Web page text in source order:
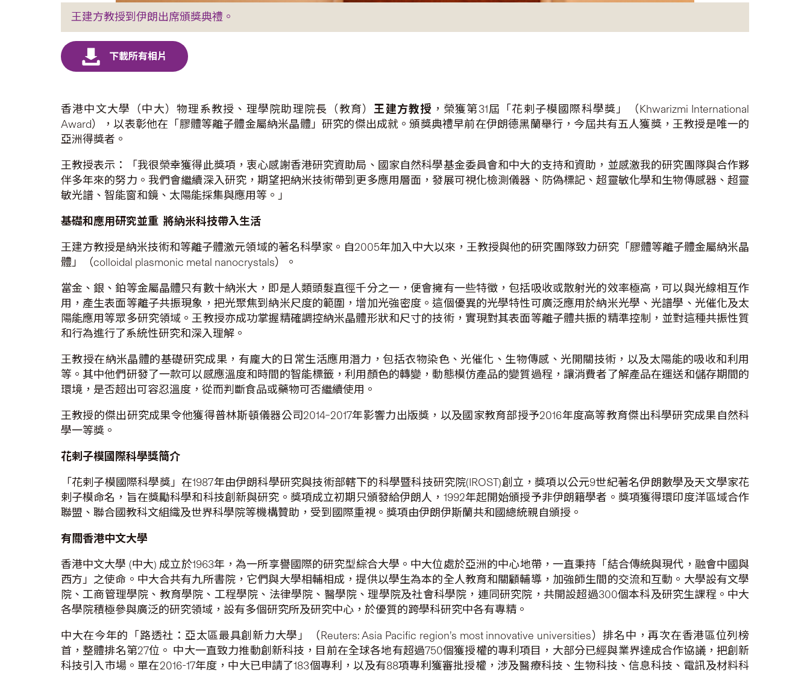
王建方教授到伊朗出席頒獎典禮。
香港中文大學（中大）物理系教授、理學院助理院長（教育）王建方教授 ，榮獲第31屆「花剌子模國際科學獎」（Khwarizmi International
Award），以表彰他在「膠體等離子體金屬納米晶體」研究的傑出成就。頒獎典禮早前在伊朗德黑蘭舉行，今屆共有五人獲獎，王教授是唯一的
亞洲得獎者。
王教授表示：「我很榮幸獲得此獎項，衷心感謝香港研究資助局、國家自然科學基金委員會和中大的支持和資助，並感激我的研究團隊與合作夥
伴多年來的努力。我們會繼續深入研究，期望把納米技術帶到更多應用層面，發展可視化檢測儀器、防偽標記、超靈敏化學和生物傳感器、超靈
敏光譜、智能窗和鏡、太陽能採集與應用等。」
基礎和應用研究並重 將納米科技帶入生活
王建方教授是納米技術和等離子體激元領域的著名科學家。自2005年加入中大以來，王教授與他的研究團隊致力研究「膠體等離子體金屬納米晶
體」（colloidal plasmonic metal nanocrystals）。
當金、銀、鉑等金屬晶體只有數十納米大，即是人類頭髮直徑千分之一，便會擁有一些特徵，包括吸收或散射光的效率極高，可以與光線相互作
用，產生表面等離子共振現象，把光聚焦到納米尺度的範圍，增加光強密度。這個優異的光學特性可廣泛應用於納米光學、光譜學、光催化及太
陽能應用等眾多研究領域。王教授亦成功掌握精確調控納米晶體形狀和尺寸的技術，實現對其表面等離子體共振的精準控制，並對這種共振性質
和行為進行了系統性研究和深入理解。
王教授在納米晶體的基礎研究成果，有龐大的日常生活應用潛力，包括衣物染色、光催化、生物傳感、光開關技術，以及太陽能的吸收和利用
等。其中他們研發了一款可以感應溫度和時間的智能標籤，利用顏色的轉變，動態模仿產品的變質過程，讓消費者了解產品在運送和儲存期間的
環境，是否超出可容忍溫度，從而判斷食品或藥物可否繼續使用。
王教授的傑出研究成果令他獲得普林斯頓儀器公司2014–2017年影響力出版獎，以及國家教育部授予2016年度高等教育傑出科學研究成果自然科
學一等獎。
花剌子模國際科學獎簡介
「花剌子模國際科學獎」在1987年由伊朗科學研究與技術部轄下的科學暨科技研究院(IROST)創立，獎項以公元9世紀著名伊朗數學及天文學家花
剌子模命名，旨在獎勵科學和科技創新與研究。獎項成立初期只頒發給伊朗人，1992年起開始頒授予非伊朗籍學者。獎項獲得環印度洋區域合作
聯盟、聯合國教科文組織及世界科學院等機構贊助，受到國際重視。獎項由伊朗伊斯蘭共和國總統親自頒授。
有關香港中文大學
香港中文大學 (中大) 成立於1963年，為一所享譽國際的研究型綜合大學。中大位處於亞洲的中心地帶，一直秉持「結合傳統與現代，融會中國與
西方」之使命。中大合共有九所書院，它們與大學相輔相成，提供以學生為本的全人教育和關顧輔導，加強師生間的交流和互動。大學設有文學
院、工商管理學院、教育學院、工程學院、法律學院、醫學院、理學院及社會科學院，連同研究院，共開設超過300個本科及研究生課程。中大
各學院積極參與廣泛的研究領域，設有多個研究所及研究中心，於優質的跨學科研究中各有專精。
中大在今年的「路透社：亞太區最具創新力大學」（Reuters: Asia Pacific region’s most innovative universities）排名中，再次在香港區位列榜
首，整體排名第27位。 中大一直致力推動創新科技，目前在全球各地有超過750個獲授權的專利項目，大部分已經與業界達成合作協議，把創新
科技引入市場。單在2016-17年度，中大已申請了183個專利，以及有88項專利獲審批授權，涉及醫療科技、生物科技、信息科技、電訊及材料科